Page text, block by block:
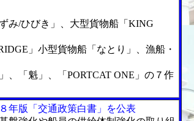
み/ひびき」、大型貨物船「KING
」小型貨物船「なとり」、漁船・
「魁」、「PORTCAT ONE」の７作
年版「交通政策白書」を公表